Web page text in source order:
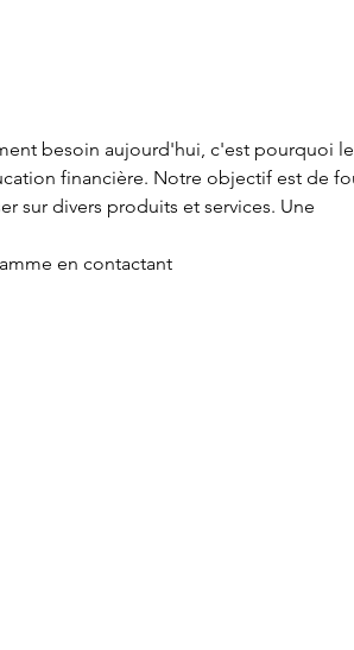
besoin aujourd'hui, c'est pourquoi le
financière. Notre objectif est de
sur divers produits et services. Une
en contactant